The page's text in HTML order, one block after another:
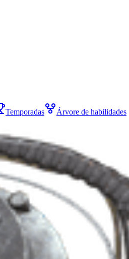
Temporadas Árvore de habilidades